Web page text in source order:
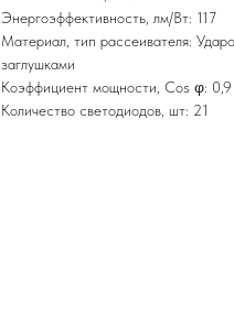
Энергоэффективность, лм/Вт: 117
Материал, тип рассеивателя:
заглушками
Коэффициент мощности, Cos φ: 0,9
Количество светодиодов, шт: 21